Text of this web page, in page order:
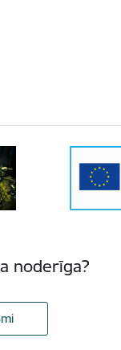
noderīga?